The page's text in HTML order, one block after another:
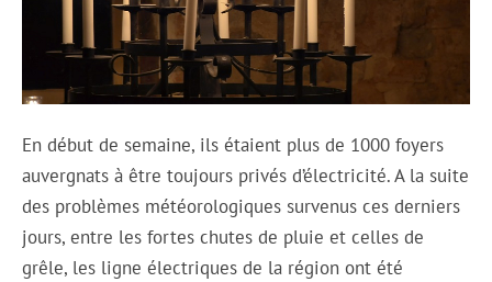
En début de semaine, ils étaient plus de 1000 foyers
auvergnats à être toujours privés d’électricité. A la suite
des problèmes météorologiques survenus ces derniers
jours, entre les fortes chutes de pluie et celles de
grêle, les ligne électriques de la région ont été